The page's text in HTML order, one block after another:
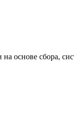
основе сбора,